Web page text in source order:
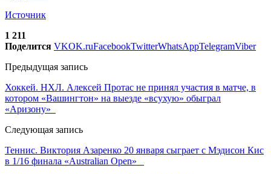
Источник
1 211
Поделится VKOK.ruFacebookTwitterWhatsAppTelegramViber
Предыдущая запись
Хоккей. НХЛ. Алексей Протас не принял участия в матче, в
котором «Вашингтон» на выезде «всухую» обыграл
«Аризону»
Следующая запись
Теннис. Виктория Азаренко 20 января сыграет с Мэдисон Кис
в 1/16 финала «Australian Open»